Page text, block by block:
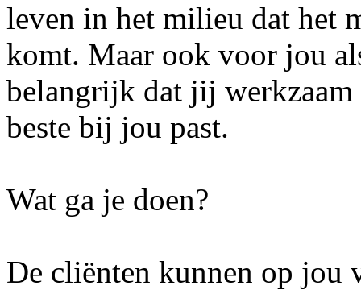
leven in het milieu dat het
komt. Maar ook voor jou
belangrijk dat jij
beste bij jou past.
Wat ga je doen?
De cliënten kunnen op jou